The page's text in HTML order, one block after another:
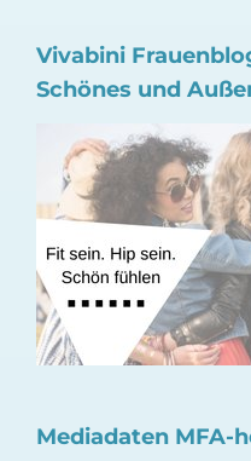
Vivabini
Schönes und
Mediadaten MFA-